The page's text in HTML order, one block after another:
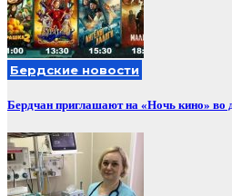
Бердские новости
Бердчан приглашают на «Ночь кино» во